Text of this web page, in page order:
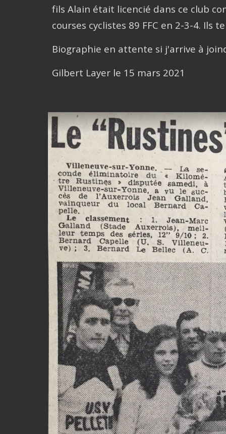
fils Alain était licencié dans ce club
courses cyclistes 89 FFC en 2-3-4. Ils
Biographie en attente si j'arrive à
Gilbert Layer le 15 mars 2021